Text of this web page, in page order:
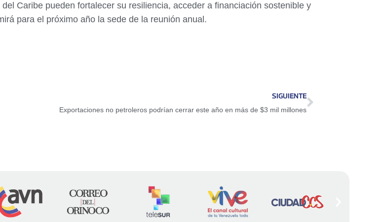
Caribe pueden fortalecer su resiliencia, acceder a financiación sostenible y
para el próximo año la sede de la reunión anual.
SIGUIENTE
Exportaciones no petroleros podrían cerrar este año en más de $3 mil millones